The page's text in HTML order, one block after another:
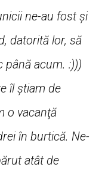
ne-au fost şi
datorită lor, să
până acum. :)))
îl ştiam de
o vacanţă
în burtică. Ne-
atât de